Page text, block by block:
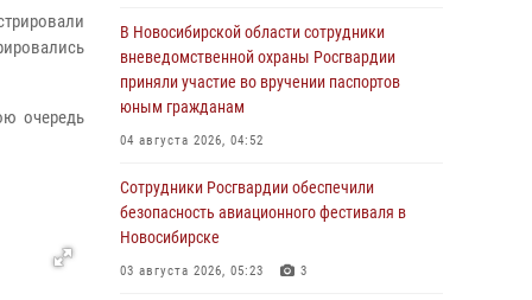
очередь
В Новосибирской области сотрудники
вневедомственной охраны Росгвардии
приняли участие во вручении паспортов
юным гражданам
04 августа 2026, 04:52
Сотрудники Росгвардии обеспечили
безопасность авиационного фестиваля в
Новосибирске
03 августа 2026, 05:23 3